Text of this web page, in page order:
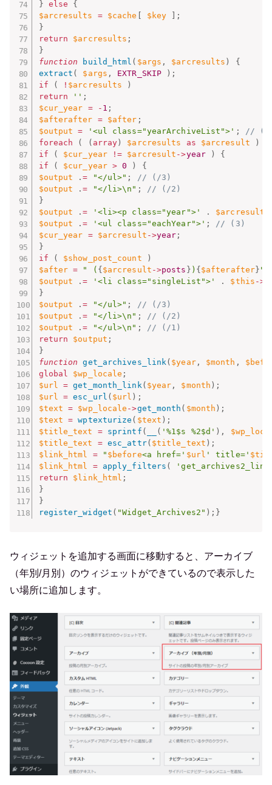
} else
{
$arcresults
= $cache $key
;
}
return
$arcresults ;
}
function
build_html ( $args , $arcresults )
{
extract ( $args , EXTR_SKIP ) ;
if
( ! $arcresults
)
return
'' ;
$cur_year = - 1 ;
$afterafter = $after ;
$output
= '<ul class="yearArchiveList">' ;
//
foreach
( ( array ) $arcresults as $arcresult )
if
( $cur_year != $arcresult ->year )
{
if
( $cur_year > 0 )
{
$output
.= "</ul>" ;
// (/3)
$output
.= "</li>\n" ;
// (/2)
}
$output
.= '<li><p class="year">' . $arcresult
$output
.= '<ul class="eachYear">' ;
// (3)
$cur_year = $arcresult ->year ;
}
if
( $show_post_count
)
$after = " ( { $arcresult ->posts } ) { $afterafter } "
$output
.= '<li class="singleList">' . $this ->
}
$output
.= "</ul>" ;
// (/3)
$output
.= "</li>\n" ;
// (/2)
$output
.= "</ul>\n" ;
// (/1)
return
$output ;
}
function
get_archives_link( $year, $month ,
global
$wp_locale ;
$url
= get_month_link( $year , $month ) ;
$url
= esc_url ( $url ) ;
$text
= $wp_locale ->get_month ( $month ) ;
$text
= wptexturize ( $text ) ;
$title_text
= sprintf ( ( '%1$s %2$d' ) ,
$title_text
= esc_attr( $title_text ) ;
$link_html
= " $before<a href=' $url ' title='
$link_html
= apply_filters (
return
$link_html ;
}
}
register_widget ( "Widget_Archives2" ) ; }
ウィジェットを追加する画面に移動すると、アーカイブ
（年別/月別）のウィジェットができているので表示した
い場所に追加します。